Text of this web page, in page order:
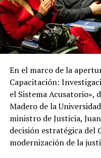
En el marco de la
Capacitación:
el Sistema Acusatorio»,
Madero de la
ministro de Justicia,
decisión estratégica del
modernización de la